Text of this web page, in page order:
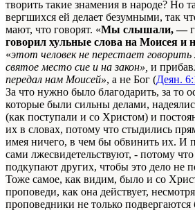
творить такие знамения в народе? Но
вергшихся ей делает безумными, так
мают, что говорят. «Мы слышали, —
говорил хульные слова на Моисея и
«этот человек не перестает говорить
святое место сие и на закон», и
передал нам Моисей», а не Бог (Деян.
За что нужно было благодарить, за то
которые были сильны делами,
(как поступали и со Христом) и
их в словах, потому что стыдились
имея ничего, в чем бы обвинить их. И
сами лжесвидетельствуют, - потому
подкупают других, чтобы это дело не
Тоже самое, как видим, было и со
проповеди, как она действует,
проповедники не только